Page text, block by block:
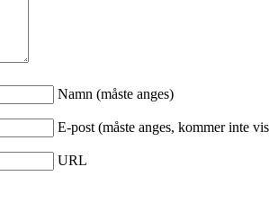
Namn (måste anges)
E-post (måste anges, kommer inte
URL